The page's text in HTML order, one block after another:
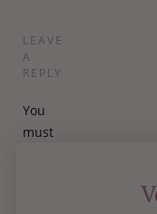
LEAVE
A
REPLY
You
must